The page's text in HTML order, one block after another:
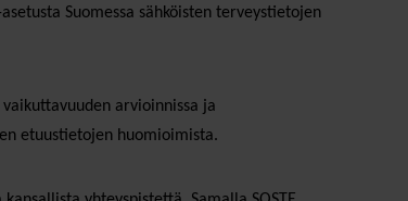
Suomessa sähköisten terveystietojen
arvioinnissa ja
etuustietojen huomioimista.